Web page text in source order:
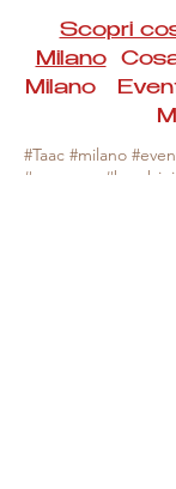
Scopri
MilanoCosa
Milano
#Taac #milano
#rassegne